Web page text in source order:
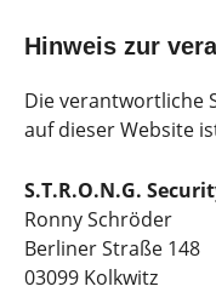
Hinweis zur
Die verantwortliche
auf dieser Website
S.T.R.O.N.G.
Ronny Schröder
Berliner Straße 148
03099 Kolkwitz